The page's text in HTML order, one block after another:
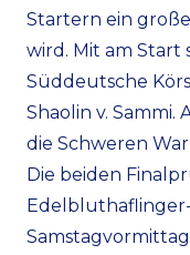
Startern ein
wird. Mit am
Süddeutsche
Shaolin v.
die Schweren
Die beiden